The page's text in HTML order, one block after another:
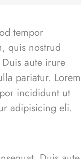
tempor
quis nostrud
aute irure
pariatur. Lorem
incididunt ut
adipisicing eli.